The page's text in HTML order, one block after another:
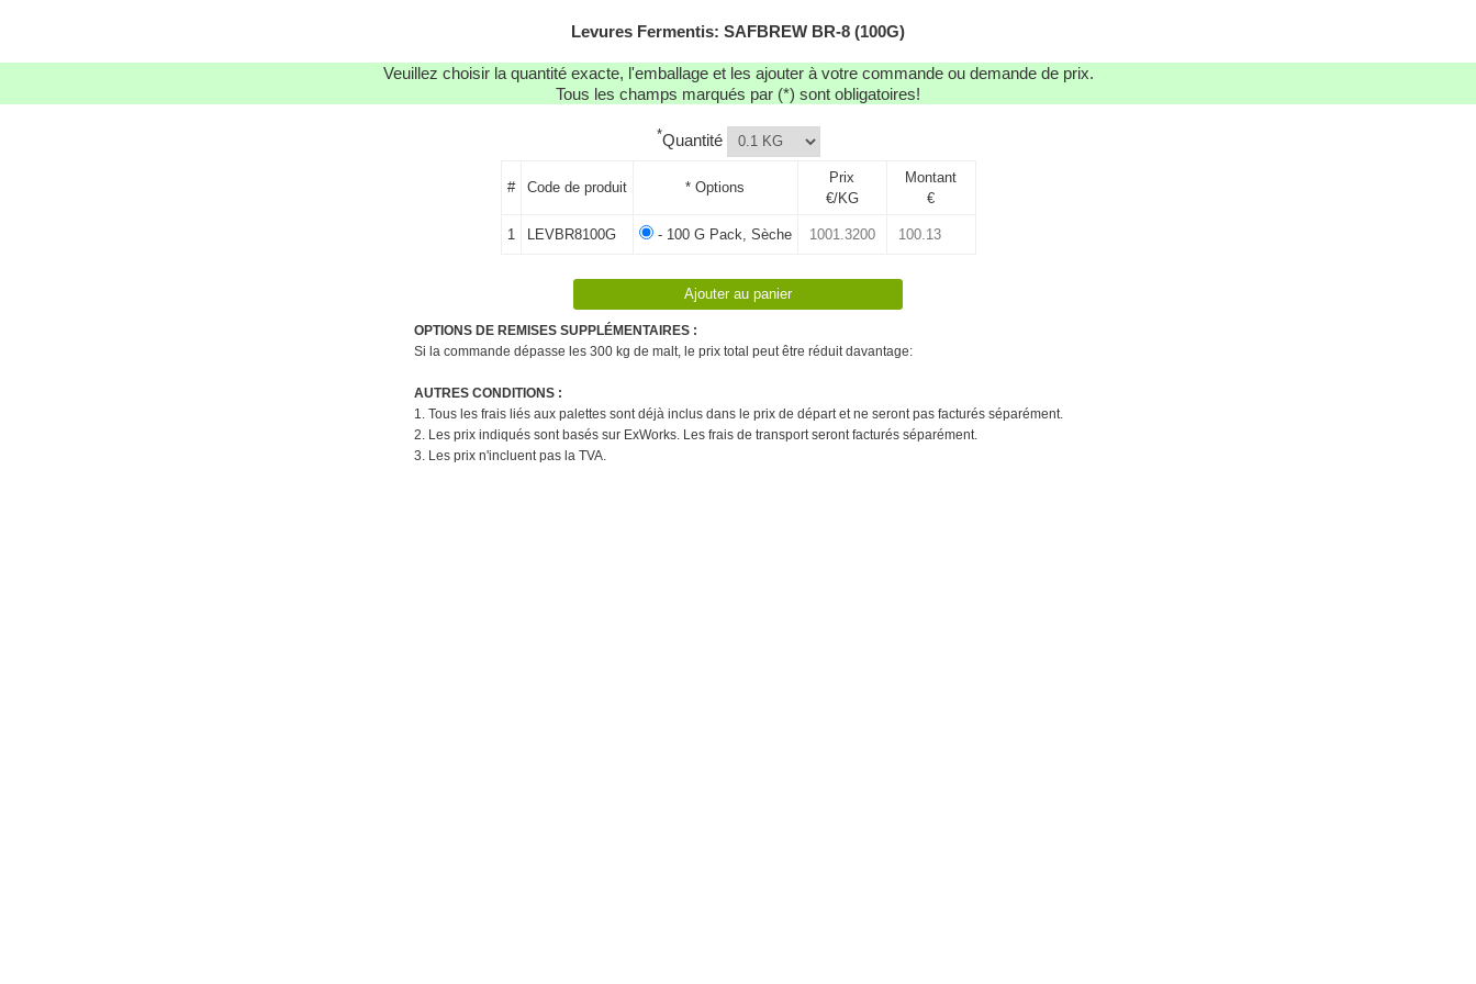
Levures Fermentis: SAFBREW BR-8 (100G)
Veuillez choisir la quantité exacte, l'emballage et les ajouter à votre commande ou demande de prix.
Tous les champs marqués par (*) sont obligatoires!
*Quantité
# Code de produit * Options
Prix
€/KG
Montant
€
1 LEVBR8100G - 100 G Pack, Sèche
OPTIONS DE REMISES SUPPLÉMENTAIRES :
Si la commande dépasse les 300 kg de malt, le prix total peut être réduit davantage:
AUTRES CONDITIONS :
1. Tous les frais liés aux palettes sont déjà inclus dans le prix de départ et ne seront pas facturés séparément.
2. Les prix indiqués sont basés sur ExWorks. Les frais de transport seront facturés séparément.
3. Les prix n'incluent pas la TVA.